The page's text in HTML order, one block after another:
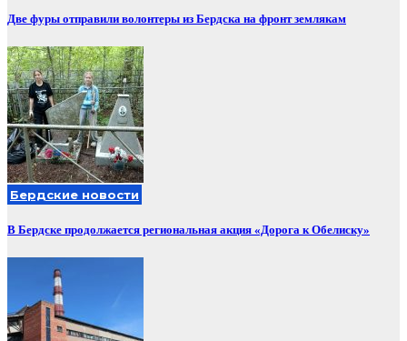
Две фуры отправили волонтеры из Бердска на фронт землякам
Бердские новости
В Бердске продолжается региональная акция «Дорога к Обелиску»